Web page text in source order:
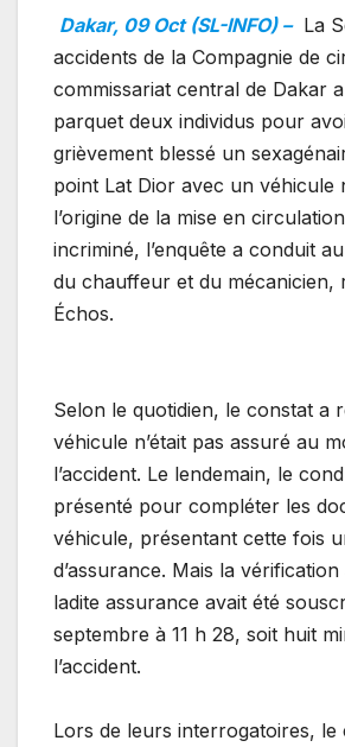
Dakar, 09 Oct (SL-INFO) – La
accidents de la Compagnie de
commissariat central de Dakar
parquet deux individus pour
grièvement blessé un
point Lat Dior avec un véhicule
l’origine de la mise en
incriminé, l’enquête a conduit
du chauffeur et du mécanicien,
Échos.
Selon le quotidien, le constat a
véhicule n’était pas assuré au
l’accident. Le lendemain, le
présenté pour compléter les
véhicule, présentant cette fois
d’assurance. Mais la
ladite assurance avait été
septembre à 11 h 28, soit huit
l’accident.
Lors de leurs interrogatoires,